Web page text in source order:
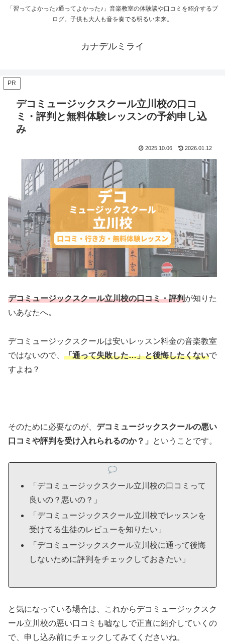
「習ってよかった♪通ってよかった♪」音楽教室の体験談や口コミを紹介するブ
ログ。子供も大人も音を奏でる明るい未来。
カナデルミライ
PR
デコミュージックスクール立川校の口コ
ミ・評判と無料体験レッスンの予約申し込
み
2025.10.06 2026.01.12
デコミュージックスクール立川校の口コミ・評判が知りた
いあなたへ。
デコミュージックスクールは安いレッスン料金の音楽教室
ではないので、 「通って失敗した…」と後悔したくないで
すよね？
そのために必要なのが、 デコミュージックスクールの悪い
口コミや評判を受け入れられるのか？」
ということです。
「デコミュージックスクール立川校の口コミって
良いの？悪いの？」
「デコミュージックスクール立川校でレッスンを
受けてる生徒のレビューを知りたい」
「デコミュージックスクール立川校に通って後悔
しないために評判をチェックしておきたい」
と気になっている場合は、これからデコミュージックスク
ール立川校の悪い口コミも嘘なしで正直に紹介していくの
で、申し込み前にチェックしてみてくださいね。